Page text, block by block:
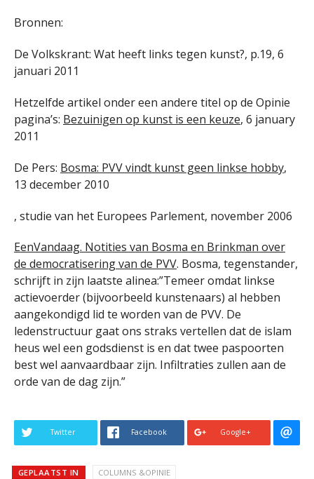
Bronnen:
De Volkskrant: Wat heeft links tegen kunst?, p.19, 6
januari 2011
Hetzelfde artikel onder een andere titel op de Opinie
pagina’s: Bezuinigen op kunst is een keuze, 6 january
2011
De Pers: Bosma: PVV vindt kunst geen linkse hobby,
13 december 2010
, studie van het Europees Parlement, november 2006
EenVandaag. Notities van Bosma en Brinkman over
de democratisering van de PVV. Bosma, tegenstander,
schrijft in zijn laatste alinea:”Temeer omdat linkse
actievoerder (bijvoorbeeld kunstenaars) al hebben
aangekondigd lid te worden van de PVV. De
ledenstructuur gaat ons straks vertellen dat de islam
heus wel een godsdienst is en dat twee paspoorten
best wel aanvaardbaar zijn. Infiltraties zullen aan de
orde van de dag zijn.”
Twitter Facebook Google+
GEPLAATST IN COLUMNS &OPINIE